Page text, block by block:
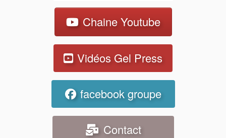
Chaine Youtube
Vidéos Gel Press
facebook groupe
Contact